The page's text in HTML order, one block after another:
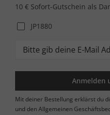
10 € Sofort-Gutschein als
JP1880
Anmelden
Mit deiner Bestellung erklärst du
und den Allgemeinen